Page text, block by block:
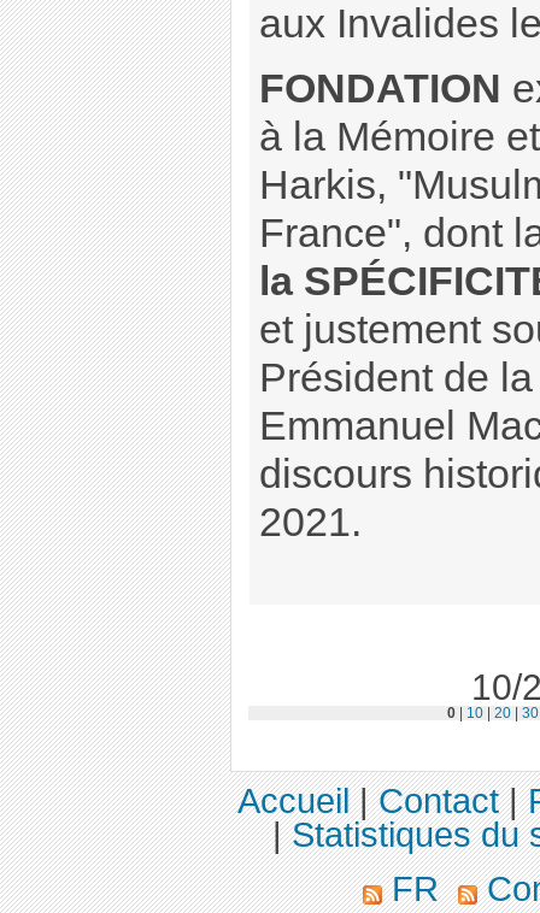
aux Invalides
FONDATION
à la Mémoire
Harkis,
France", dont
la
et justement
Président de
Emmanuel
discours
2021.
10/
0| 10| 20| 30
Accueil|Contact|
|Statistiques du
FR